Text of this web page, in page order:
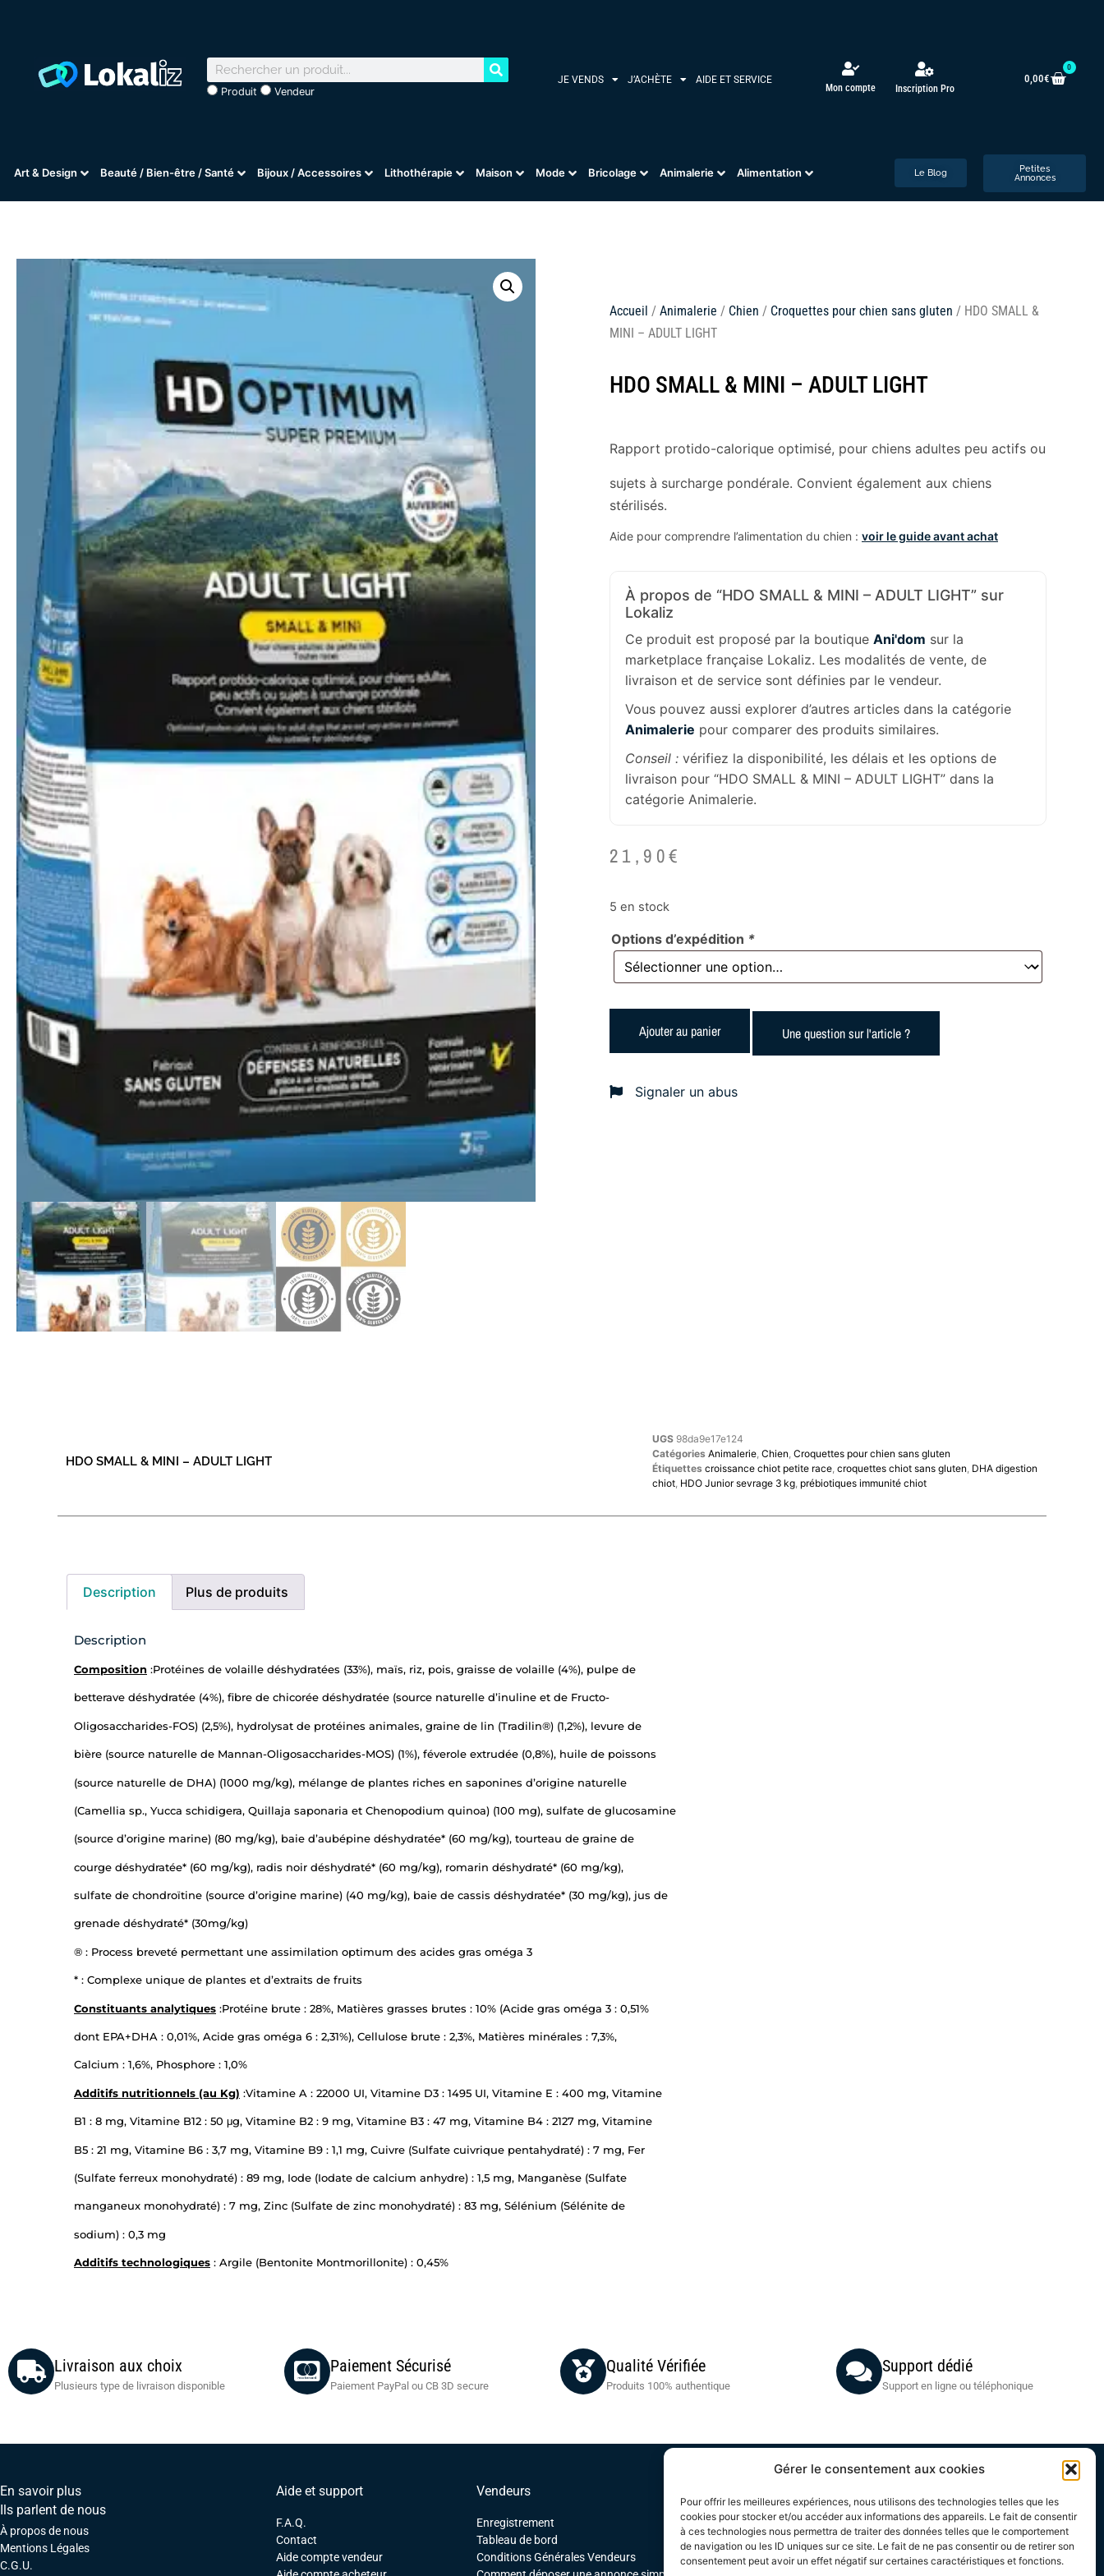
Gérer le consentement aux cookies
Pour offrir les meilleures expériences, nous utilisons des technologies telles que les
cookies pour stocker et/ou accéder aux informations des appareils. Le fait de consentir
à ces technologies nous permettra de traiter des données telles que le comportement
de navigation ou les ID uniques sur ce site. Le fait de ne pas consentir ou de retirer son
consentement peut avoir un effet négatif sur certaines caractéristiques et fonctions.
Produit Vendeur
JE VENDS J’ACHÈTE AIDE ET SERVICE
Mon compte Inscription Pro
0,00€
0
Art & Design Beauté / Bien-être / Santé Bijoux / Accessoires Lithothérapie Maison Mode Bricolage Animalerie Alimentation Le Blog
Petites
Annonces
Accueil / Animalerie / Chien / Croquettes pour chien sans gluten / HDO SMALL &
MINI – ADULT LIGHT
HDO SMALL & MINI – ADULT LIGHT
Rapport protido-calorique optimisé, pour chiens adultes peu actifs ou
sujets à surcharge pondérale. Convient également aux chiens
stérilisés.
Aide pour comprendre l’alimentation du chien : voir le guide avant achat
À propos de “HDO SMALL & MINI – ADULT LIGHT” sur
Lokaliz
Ce produit est proposé par la boutique Ani'dom sur la
marketplace française Lokaliz. Les modalités de vente, de
livraison et de service sont définies par le vendeur.
Vous pouvez aussi explorer d’autres articles dans la catégorie
Animalerie pour comparer des produits similaires.
Conseil : vérifiez la disponibilité, les délais et les options de
livraison pour “HDO SMALL & MINI – ADULT LIGHT” dans la
catégorie Animalerie.
21,90€
5 en stock
Options d’expédition *
Ajouter au panier Une question sur l'article ?
Signaler un abus
HDO SMALL & MINI – ADULT LIGHT
UGS 98da9e17e124
Catégories Animalerie, Chien, Croquettes pour chien sans gluten
Étiquettes croissance chiot petite race, croquettes chiot sans gluten, DHA digestion
chiot, HDO Junior sevrage 3 kg, prébiotiques immunité chiot
Description Plus de produits
Description
Composition :Protéines de volaille déshydratées (33%), maïs, riz, pois, graisse de volaille (4%), pulpe de
betterave déshydratée (4%), fibre de chicorée déshydratée (source naturelle d’inuline et de Fructo-
Oligosaccharides-FOS) (2,5%), hydrolysat de protéines animales, graine de lin (Tradilin®) (1,2%), levure de
bière (source naturelle de Mannan-Oligosaccharides-MOS) (1%), féverole extrudée (0,8%), huile de poissons
(source naturelle de DHA) (1000 mg/kg), mélange de plantes riches en saponines d’origine naturelle
(Camellia sp., Yucca schidigera, Quillaja saponaria et Chenopodium quinoa) (100 mg), sulfate de glucosamine
(source d’origine marine) (80 mg/kg), baie d’aubépine déshydratée* (60 mg/kg), tourteau de graine de
courge déshydratée* (60 mg/kg), radis noir déshydraté* (60 mg/kg), romarin déshydraté* (60 mg/kg),
sulfate de chondroïtine (source d’origine marine) (40 mg/kg), baie de cassis déshydratée* (30 mg/kg), jus de
grenade déshydraté* (30mg/kg)
® : Process breveté permettant une assimilation optimum des acides gras oméga 3
* : Complexe unique de plantes et d’extraits de fruits
Constituants analytiques :Protéine brute : 28%, Matières grasses brutes : 10% (Acide gras oméga 3 : 0,51%
dont EPA+DHA : 0,01%, Acide gras oméga 6 : 2,31%), Cellulose brute : 2,3%, Matières minérales : 7,3%,
Calcium : 1,6%, Phosphore : 1,0%
Additifs nutritionnels (au Kg) :Vitamine A : 22000 UI, Vitamine D3 : 1495 UI, Vitamine E : 400 mg, Vitamine
B1 : 8 mg, Vitamine B12 : 50 μg, Vitamine B2 : 9 mg, Vitamine B3 : 47 mg, Vitamine B4 : 2127 mg, Vitamine
B5 : 21 mg, Vitamine B6 : 3,7 mg, Vitamine B9 : 1,1 mg, Cuivre (Sulfate cuivrique pentahydraté) : 7 mg, Fer
(Sulfate ferreux monohydraté) : 89 mg, Iode (Iodate de calcium anhydre) : 1,5 mg, Manganèse (Sulfate
manganeux monohydraté) : 7 mg, Zinc (Sulfate de zinc monohydraté) : 83 mg, Sélénium (Sélénite de
sodium) : 0,3 mg
Additifs technologiques : Argile (Bentonite Montmorillonite) : 0,45%
Livraison aux choix
Plusieurs type de livraison disponible
Paiement Sécurisé
Paiement PayPal ou CB 3D secure
Qualité Vérifiée
Produits 100% authentique
Support dédié
Support en ligne ou téléphonique
En savoir plus
Ils parlent de nous
À propos de nous
Mentions Légales
C.G.U.
Aide et support
F.A.Q.
Contact
Aide compte vendeur
Vendeurs
Enregistrement
Tableau de bord
Conditions Générales Vendeurs
Mon compte
Mes commandes
Conditions Générales Acheteurs